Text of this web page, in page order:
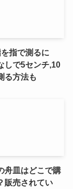
指で測るに
しで5センチ,10
る方法も
舟皿はどこで購
販売されてい